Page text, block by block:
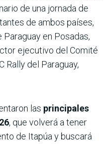
de una jornada de
de ambos países,
en Posadas,
ejecutivo del Comité
Rally del Paraguay,
las principales
, que volverá a tener
de Itapúa y buscará